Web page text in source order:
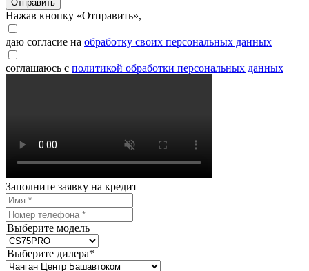
Отправить
Нажав кнопку «Отправить»,
даю согласие на обработку своих персональных данных
соглашаюсь с политикой обработки персональных данных
Заполните заявку на кредит
Выберите модель
Выберите дилера*